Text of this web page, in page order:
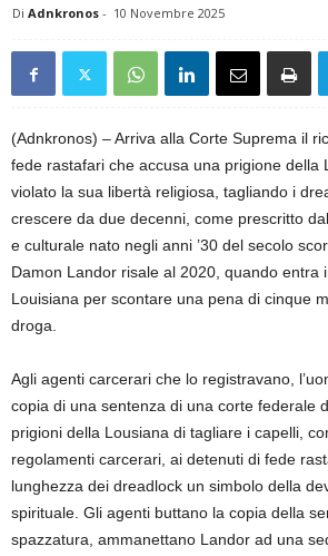
Di Adnkronos - 10 Novembre 2025
(Adnkronos) – Arriva alla Corte Suprema il
fede rastafari che accusa una prigione della
violato la sua libertà religiosa, tagliando i
crescere da due decenni, come prescritto
e culturale nato negli anni ’30 del secolo
Damon Landor risale al 2020, quando entra
Louisiana per scontare una pena di cinque
droga.
Agli agenti carcerari che lo registravano,
copia di una sentenza di una corte federale
prigioni della Lousiana di tagliare i capelli,
regolamenti carcerari, ai detenuti di fede
lunghezza dei dreadlock un simbolo della
spirituale. Gli agenti buttano la copia della
spazzatura, ammanettano Landor ad una